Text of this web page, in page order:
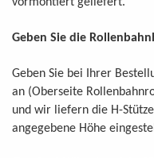
Geben Sie die
Geben Sie bei Ihrer
an (Oberseite
und wir liefern die H-
angegebene Höhe